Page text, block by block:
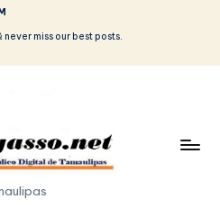
miss our best posts.